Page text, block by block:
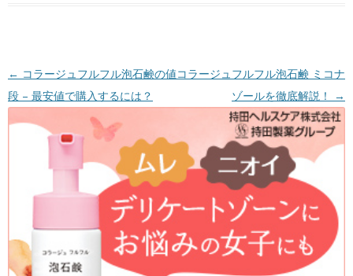
投稿ナビゲーション
← コラージュフルフル泡石鹸の値
段 – 最安値で購入するには？
コラージュフルフル泡石鹸 ミコナ
ゾールを徹底解説！
→